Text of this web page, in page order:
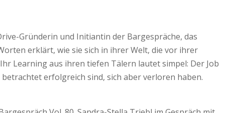
Gründerin und Initiantin der Bargespräche, das
erklärt, wie sie sich in ihrer Welt, die vor ihrer
Learning aus ihren tiefen Tälern lautet simpel: Der Job
erfolgreich sind, sich aber verloren haben.